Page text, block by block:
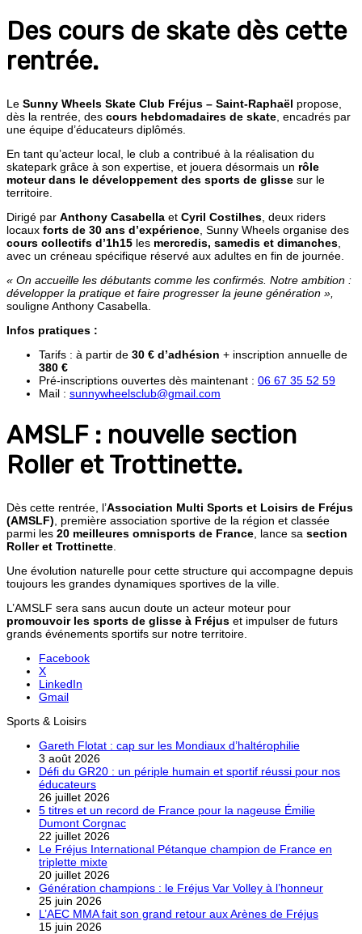
Des cours de skate dès cette
rentrée.
Le Sunny Wheels Skate Club Fréjus – Saint-Raphaël propose,
dès la rentrée, des cours hebdomadaires de skate , encadrés par
une équipe d’éducateurs diplômés.
En tant qu’acteur local, le club a contribué à la réalisation du
skatepark grâce à son expertise, et jouera désormais un rôle
moteur dans le développement des sports de glisse sur le
territoire.
Dirigé par Anthony Casabella et Cyril Costilhes , deux riders
locaux forts de 30 ans d’expérience , Sunny Wheels organise des
cours collectifs d’1h15 les mercredis, samedis et dimanches
avec un créneau spécifique réservé aux adultes en fin de journée.
« On accueille les débutants comme les confirmés. Notre ambition :
développer la pratique et faire progresser la jeune génération »,
souligne Anthony Casabella.
Infos pratiques :
Tarifs : à partir de 30 € d’adhésion + inscription annuelle de
380 €
Pré-inscriptions ouvertes dès maintenant : 06 67 35 52 59
Mail : sunnywheelsclub@gmail.com
AMSLF : nouvelle section
Roller et Trottinette.
Dès cette rentrée, l’Association Multi Sports et Loisirs de Fréjus
(AMSLF) , première association sportive de la région et classée
parmi les 20 meilleures omnisports de France , lance sa section
Roller et Trottinette
Une évolution naturelle pour cette structure qui accompagne depuis
toujours les grandes dynamiques sportives de la ville.
L’AMSLF sera sans aucun doute un acteur moteur pour
promouvoir les sports de glisse à Fréjus et impulser de futurs
grands événements sportifs sur notre territoire.
Facebook
X
LinkedIn
Gmail
Sports & Loisirs
Gareth Flotat : cap sur les Mondiaux d’haltérophilie
3 août 2026
Défi du GR20 : un périple humain et sportif réussi pour nos
éducateurs
26 juillet 2026
5 titres et un record de France pour la nageuse Émilie
Dumont Corgnac
22 juillet 2026
Le Fréjus International Pétanque champion de France en
triplette mixte
20 juillet 2026
Génération champions : le Fréjus Var Volley à l’honneur
25 juin 2026
L’AEC MMA fait son grand retour aux Arènes de Fréjus
15 juin 2026